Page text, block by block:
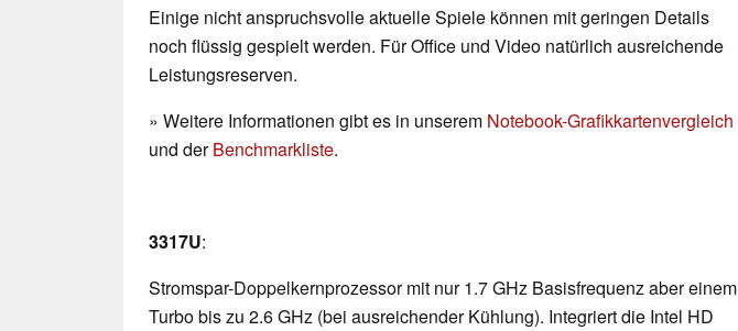
Einige nicht anspruchsvolle aktuelle Spiele können mit geringen Details
noch flüssig gespielt werden. Für Office und Video natürlich ausreichende
Leistungsreserven.
» Weitere Informationen gibt es in unserem Notebook-Grafikkartenvergleich
und derBenchmarkliste.
3317U:
Stromspar-Doppelkernprozessor mit nur 1.7 GHz Basisfrequenz aber einem
Turbo bis zu 2.6 GHz (bei ausreichender Kühlung). Integriert die Intel HD